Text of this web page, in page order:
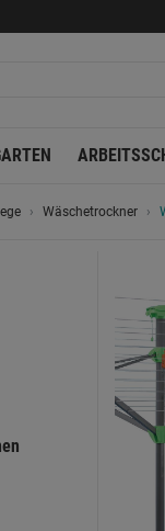
Wäschetrockner